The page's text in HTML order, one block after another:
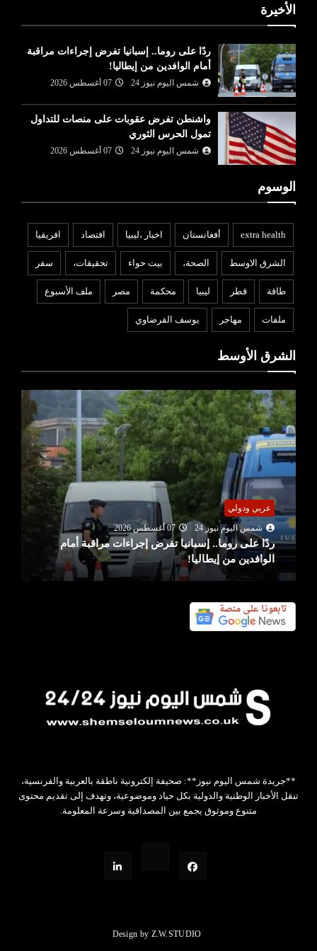
الأخيرة
ردًا على روما.. إسبانيا تفرض إجراءات مراقبة
أمام الوافدين من إيطاليا!
شمس اليوم نيوز 24 07 أغسطس 2026
واشنطن تفرض عقوبات على منصات للتداول
تمول الحرس الثوري
شمس اليوم نيوز 24 07 أغسطس 2026
الوسوم
extra health أفغانستان اخبار ،ليبيا افتصاد افريقيا
الشرق الاوسط الصحة، بيت حواء تحقيقات، سفر
طاقة قطر ليبيا محكمة مصر ملف الأسبوع
ملفات مهاجر يوسف القرضاوي
الشرق الأوسط
عربي ودولي
شمس اليوم نيوز 24
07 أغسطس 2026
ردًا على روما.. إسبانيا تفرض إجراءات مراقبة أمام
الوافدين من إيطاليا!
**جريدة شمس اليوم نيوز**: صحيفة إلكترونية ناطقة بالعربية والفرنسية،
تنقل الأخبار الوطنية والدولية بكل حياد وموضوعية، وتهدف إلى تقديم محتوى
متنوع وموثوق يجمع بين المصداقية وسرعة المعلومة.
Design by Z.W.STUDIO